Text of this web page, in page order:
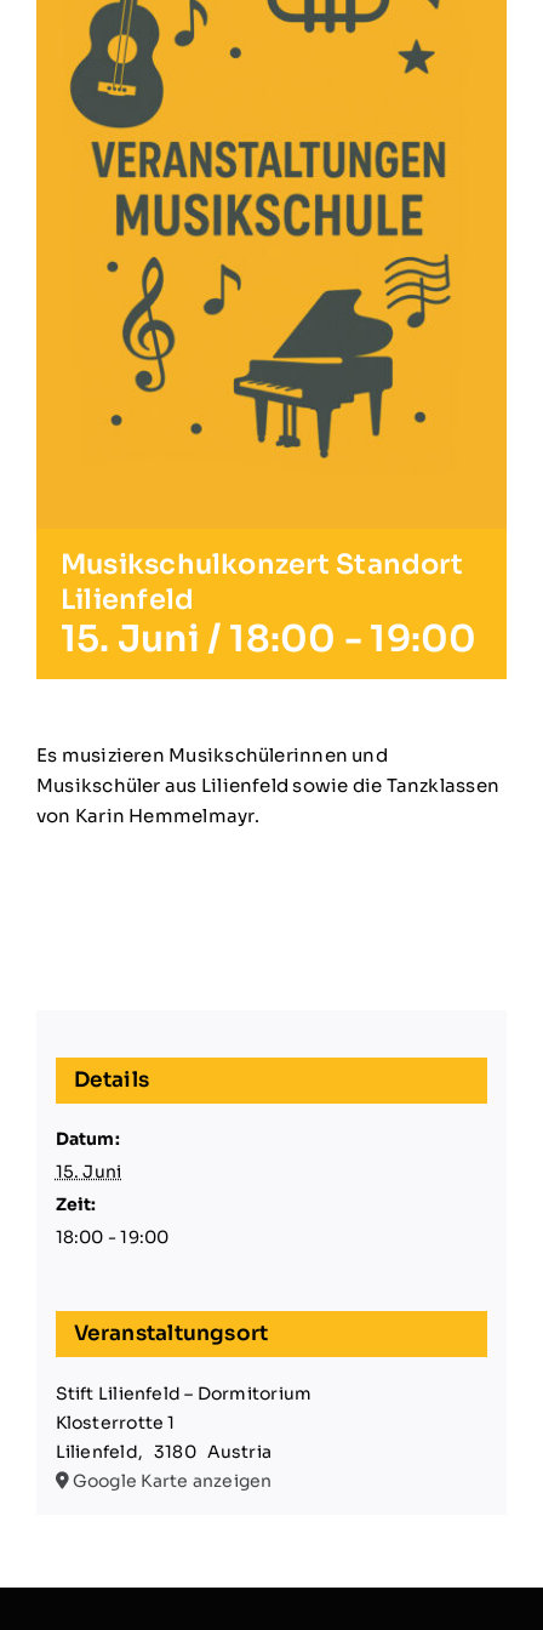
Musikschulkonzert Standort
Lilienfeld
15. Juni / 18:00 - 19:00
Es musizieren Musikschülerinnen und
Musikschüler aus Lilienfeld sowie die Tanzklassen
von Karin Hemmelmayr.
Details
Datum:
15. Juni
Zeit:
18:00 - 19:00
Veranstaltungsort
Stift Lilienfeld – Dormitorium
Klosterrotte 1
Lilienfeld, 3180 Austria
Google Karte anzeigen